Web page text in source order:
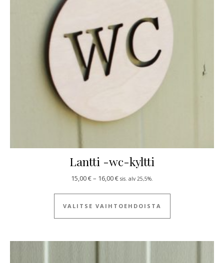
Lantti -wc-kyltti
15,00€– 16,00€Hintaluokka: 15,00 € - 16,00 €
sis. alv 25,5%.
VALITSE VAIHTOEHDOISTA
Tällä tuotteella